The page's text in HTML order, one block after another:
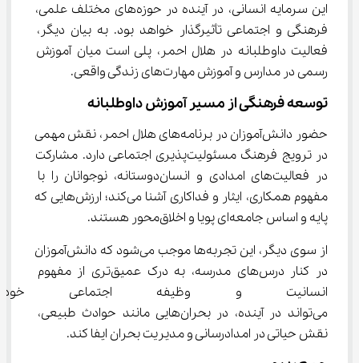
این سرمایه انسانی، در آینده در حوزه‌های مختلف علمی،
فرهنگی و اجتماعی تأثیرگذار خواهد بود. به بیان دیگر،
فعالیت داوطلبانه در هلال احمر، پلی است میان آموزش
رسمی در مدارس و آموزش مهارت‌های زندگی واقعی.
توسعه فرهنگی از مسیر آموزش داوطلبانه
حضور دانش‌آموزان در برنامه‌های هلال احمر، نقش مهمی
در ترویج فرهنگ مسئولیت‌پذیری اجتماعی دارد. مشارکت
در فعالیت‌های امدادی و انسان‌دوستانه، نوجوانان را با
مفهوم همکاری، ایثار و فداکاری آشنا می‌کند؛ ارزش‌هایی که
پایه و اساس جامعه‌ای پویا و اخلاق‌محور هستند.
از سوی دیگر، این تجربه‌ها موجب می‌شود که دانش‌آموزان
در کنار درس‌های مدرسه، به درک عمیق‌تری از مفهوم
انسانیت و وظیفه اجتماعی
می‌تواند در آینده، در بحران‌هایی مانند حوادث طبیعی،
نقش حیاتی در امدادرسانی و مدیریت بحران ایفا کند.